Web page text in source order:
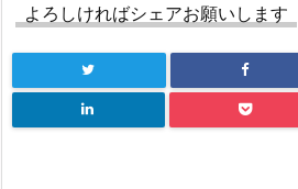
よろしければシェアお願いします